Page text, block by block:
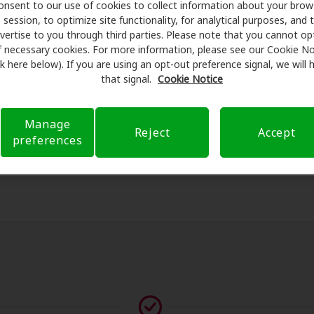
to our use of cookies to collect information about your
session, to optimize site functionality, for analytical purposes, and
to you through third parties. Please note that you cannot
necessary cookies. For more information, please see our Cookie
here below). If you are using an opt-out preference signal, we will
that signal. Cookie Notice
Manage
preferences
Reject Accept
exámenes con profesionales licenciados para
de su consulta en Beltone Hearing, Amplifon Hearing
para reducir sus gastos de bolsillo y de presentar
de atención auditiva y liberarlo de
el seguro y con opciones de pago flexibles cuando